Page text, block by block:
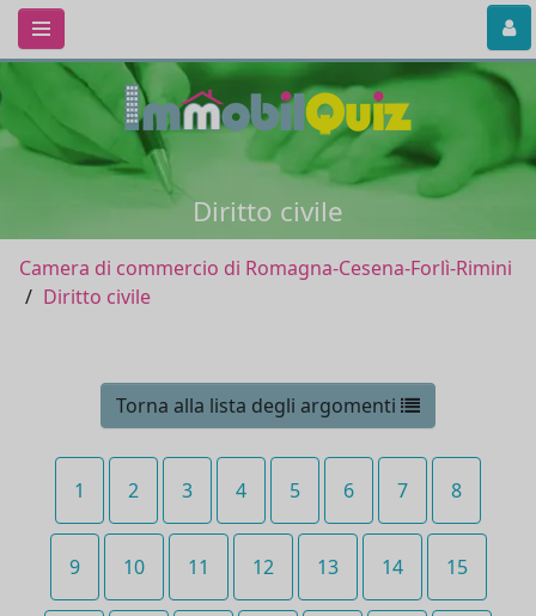
Diritto civile
Camera di commercio di Romagna-Cesena-Forlì-Rimini
Diritto civile
Torna alla lista degli argomenti
1 2 3 4 5 6 7 8
9 10 11 12 13 14 15